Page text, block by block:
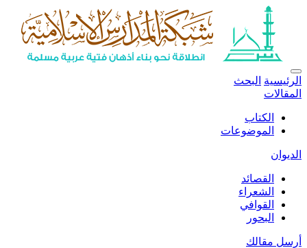
الرئيسية البحث
المقالات
الكتاب
الموضوعات
الديوان
القصائد
الشعراء
القوافي
البحور
أرسل مقالك